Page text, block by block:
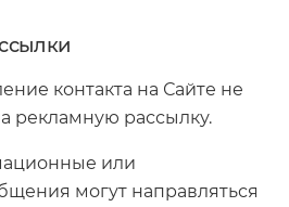
контакта на Сайте не
рекламную рассылку.
или
могут направляться